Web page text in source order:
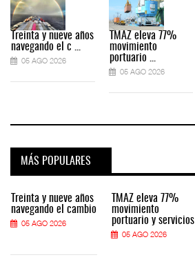
Treinta y nueve años
navegando el c ...
05 AGO 2026
TMAZ eleva 77%
movimiento
portuario ...
05 AGO 2026
MÁS POPULARES
Treinta y nueve años
navegando el cambio
05 AGO 2026
TMAZ eleva 77%
movimiento
portuario y servicios
05 AGO 2026